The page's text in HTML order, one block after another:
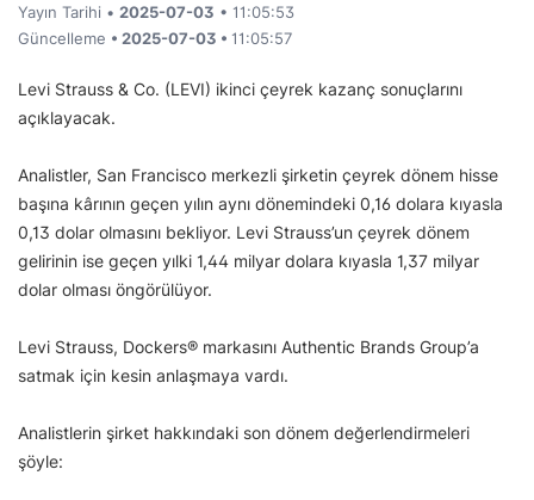
Yayın Tarihi • 2025-07-03 • 11:05:53
Güncelleme • 2025-07-03 • 11:05:57
Levi Strauss & Co. (LEVI) ikinci çeyrek kazanç sonuçlarını
açıklayacak.
Analistler, San Francisco merkezli şirketin çeyrek dönem hisse
başına kârının geçen yılın aynı dönemindeki 0,16 dolara kıyasla
0,13 dolar olmasını bekliyor. Levi Strauss’un çeyrek dönem
gelirinin ise geçen yılki 1,44 milyar dolara kıyasla 1,37 milyar
dolar olması öngörülüyor.
Levi Strauss, Dockers® markasını Authentic Brands Group’a
satmak için kesin anlaşmaya vardı.
Analistlerin şirket hakkındaki son dönem değerlendirmeleri
şöyle: